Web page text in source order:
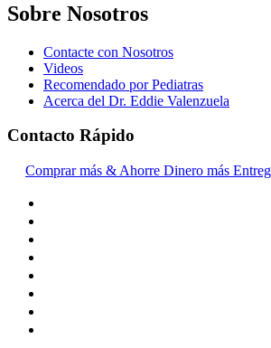
Sobre Nosotros
Contacte con Nosotros
Videos
Recomendado por Pediatras
Acerca del Dr. Eddie Valenzuela
Contacto Rápido
Comprar más & Ahorre Dinero más